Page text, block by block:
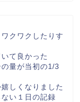
クワクしたりす
て良かった
量が当初の1/3
しくなりました
い１日の記録